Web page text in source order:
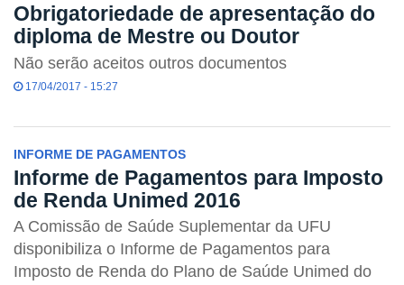
Obrigatoriedade de apresentação do
diploma de Mestre ou Doutor
Não serão aceitos outros documentos
17/04/2017 - 15:27
INFORME DE PAGAMENTOS
Informe de Pagamentos para Imposto
de Renda Unimed 2016
A Comissão de Saúde Suplementar da UFU
disponibiliza o Informe de Pagamentos para
Imposto de Renda do Plano de Saúde Unimed do